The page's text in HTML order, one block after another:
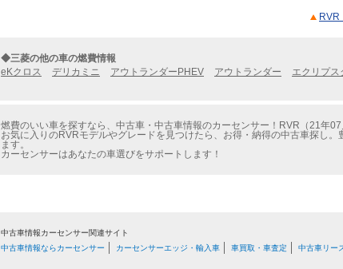
RVR
◆三菱の他の車の燃費情報
eKクロス
デリカミニ アウトランダーPHEV アウトランダー エクリプス
燃費のいい車を探すなら、中古車・中古車情報のカーセンサー！RVR（21年
お気に入りのRVRモデルやグレードを見つけたら、お得・納得の中古車探し
ます。
カーセンサーはあなたの車選びをサポートします！
中古車情報カーセンサー関連サイト
中古車情報ならカーセンサー
カーセンサーエッジ・輸入車 車買取・車査定 中古車リー